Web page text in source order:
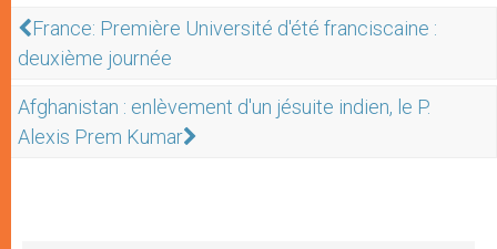
France: Première Université d'été franciscaine :
deuxième journée
Afghanistan : enlèvement d'un jésuite indien, le P.
Alexis Prem Kumar